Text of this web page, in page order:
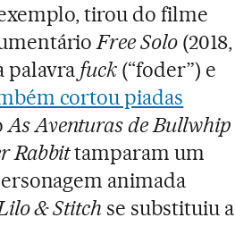
tirou do filme
Free Solo (2018,
palavra fuck (“foder”) e
cortou piadas
As Aventuras de Bullwhip
Rabbittamparam um
animada
& Stitch se substituiu a